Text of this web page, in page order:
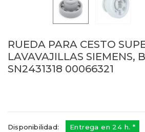
RUEDA PARA CESTO
LAVAVAJILLAS SIEMENS,
SN2431318 00066321
Disponibilidad: Entrega en 24 h. *